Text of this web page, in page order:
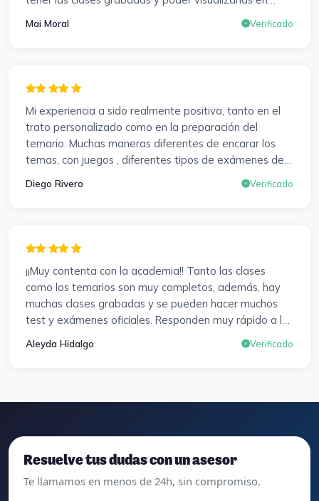
cualquier momento y las veces que sea necesario, se
agradece mucho. Sabemos que el trabajo de estudio
profesores accesibles, atentos y dispuestos para
resolver dudas, se agradece. Incluso se ofrecieron a
ayudarme a buscar impugnaciones de preguntas del
examen para subir nota. Gracias Vanesa y Pablo.
Mai Moral Verificado
Mi experiencia a sido realmente positiva, tanto en el
trato personalizado como en la preparación del
temario. Muchas maneras diferentes de encarar los
temas, con juegos , diferentes tipos de exámenes de
preparación y un temario muy al día. Una experiencia
muy positiva en todos los sentidos.
Diego Rivero Verificado
¡¡Muy contenta con la academia!! Tanto las clases
como los temarios son muy completos, además, hay
muchas clases grabadas y se pueden hacer muchos
test y exámenes oficiales. Responden muy rápido a los
correros y cada pocos días hay seminarios. Lo vuelvo a
decir, ¡¡Muy Contenta!!
Aleyda Hidalgo Verificado
Resuelve tus dudas con un asesor
Te llamamos en menos de 24h, sin compromiso.